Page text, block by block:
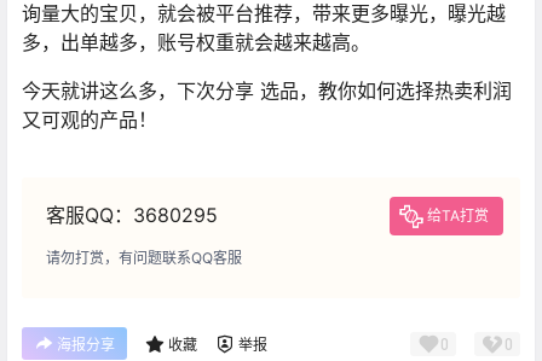
询量大的宝贝，就会被平台推荐，带来更多曝光，曝光越
多，出单越多，账号权重就会越来越高。
今天就讲这么多，下次分享 选品，教你如何选择热卖利润
又可观的产品！
客服QQ：3680295 给TA打赏
请勿打赏，有问题联系QQ客服
海报分享 收藏 举报 0 0